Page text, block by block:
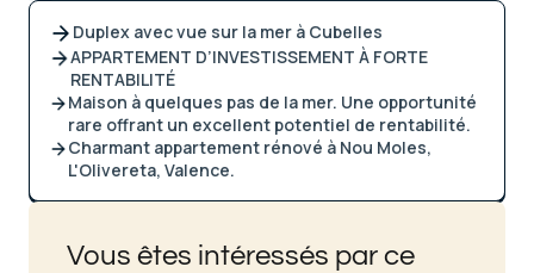
Duplex avec vue sur la mer à Cubelles
APPARTEMENT D’INVESTISSEMENT À FORTE
RENTABILITÉ
Maison à quelques pas de la mer. Une opportunité
rare offrant un excellent potentiel de rentabilité.
Charmant appartement rénové à Nou Moles,
L'Olivereta, Valence.
Vous êtes intéressés par ce